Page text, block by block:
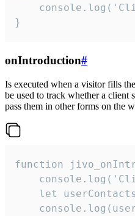
}
onIntroduction#
Is executed when a visitor fills
be used to track whether a client
pass them in other forms on the
function
let